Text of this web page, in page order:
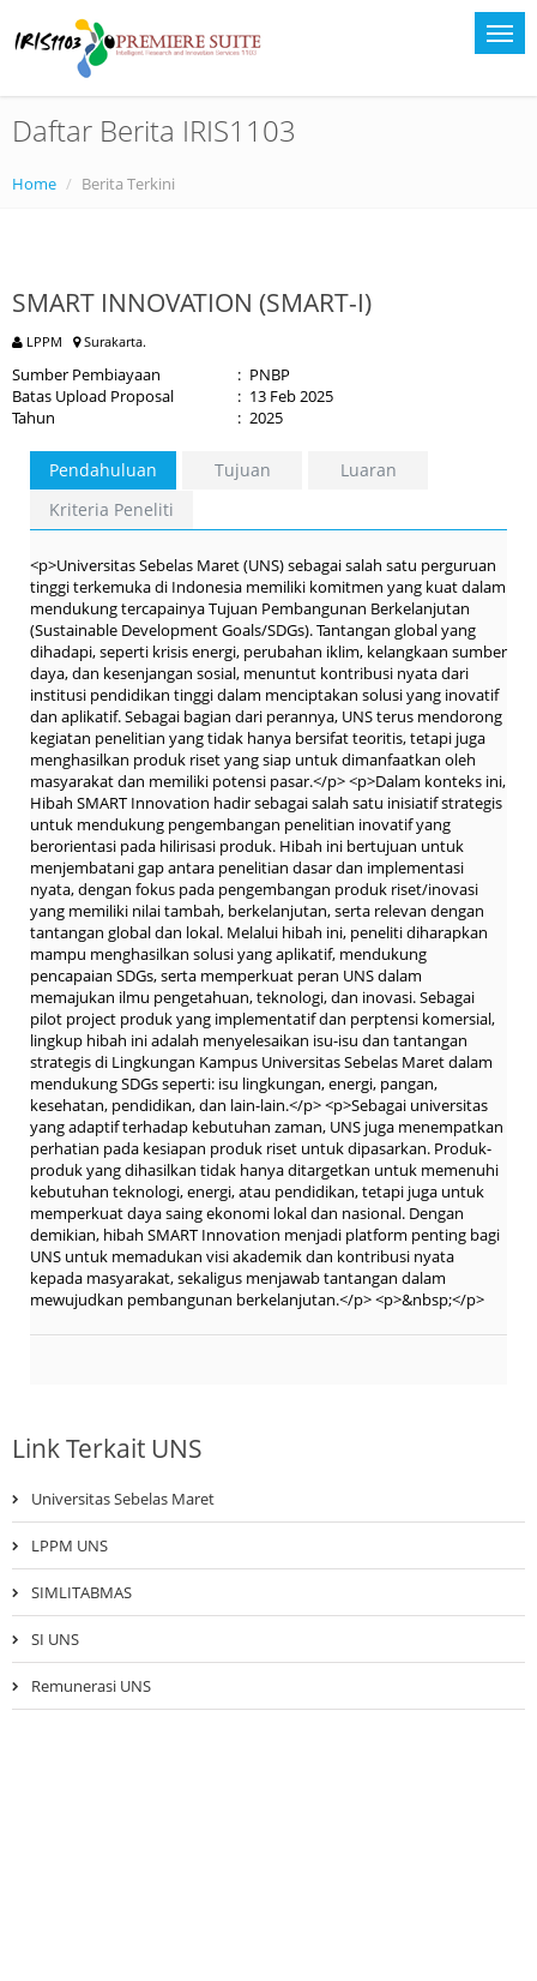
Daftar Berita IRIS1103
Home Berita Terkini
SMART INNOVATION (SMART-I)
LPPM Surakarta.
Sumber Pembiayaan : PNBP
Batas Upload Proposal
: 13 Feb 2025
Tahun
: 2025
Pendahuluan Tujuan
Luaran
Kriteria Peneliti
<p>Universitas Sebelas Maret (UNS) sebagai salah satu perguruan
tinggi terkemuka di Indonesia memiliki komitmen yang kuat dalam
mendukung tercapainya Tujuan Pembangunan Berkelanjutan
(Sustainable Development Goals/SDGs). Tantangan global yang
dihadapi, seperti krisis energi, perubahan iklim, kelangkaan sumber
daya, dan kesenjangan sosial, menuntut kontribusi nyata dari
institusi pendidikan tinggi dalam menciptakan solusi yang inovatif
dan aplikatif. Sebagai bagian dari perannya, UNS terus mendorong
kegiatan penelitian yang tidak hanya bersifat teoritis, tetapi juga
menghasilkan produk riset yang siap untuk dimanfaatkan oleh
masyarakat dan memiliki potensi pasar.</p> <p>Dalam konteks ini,
Hibah SMART Innovation hadir sebagai salah satu inisiatif strategis
untuk mendukung pengembangan penelitian inovatif yang
berorientasi pada hilirisasi produk. Hibah ini bertujuan untuk
menjembatani gap antara penelitian dasar dan implementasi
nyata, dengan fokus pada pengembangan produk riset/inovasi
yang memiliki nilai tambah, berkelanjutan, serta relevan dengan
tantangan global dan lokal. Melalui hibah ini, peneliti diharapkan
mampu menghasilkan solusi yang aplikatif, mendukung
pencapaian SDGs, serta memperkuat peran UNS dalam
memajukan ilmu pengetahuan, teknologi, dan inovasi. Sebagai
pilot project produk yang implementatif dan perptensi komersial,
lingkup hibah ini adalah menyelesaikan isu-isu dan tantangan
strategis di Lingkungan Kampus Universitas Sebelas Maret dalam
mendukung SDGs seperti: isu lingkungan, energi, pangan,
kesehatan, pendidikan, dan lain-lain.</p> <p>Sebagai universitas
yang adaptif terhadap kebutuhan zaman, UNS juga menempatkan
perhatian pada kesiapan produk riset untuk dipasarkan. Produk-
produk yang dihasilkan tidak hanya ditargetkan untuk memenuhi
kebutuhan teknologi, energi, atau pendidikan, tetapi juga untuk
memperkuat daya saing ekonomi lokal dan nasional. Dengan
demikian, hibah SMART Innovation menjadi platform penting bagi
UNS untuk memadukan visi akademik dan kontribusi nyata
kepada masyarakat, sekaligus menjawab tantangan dalam
mewujudkan pembangunan berkelanjutan.</p> <p>&nbsp;</p>
Link Terkait UNS
Universitas Sebelas Maret
LPPM UNS
SIMLITABMAS
SI UNS
Remunerasi UNS